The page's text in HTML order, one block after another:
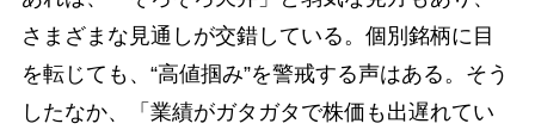
さまざまな見通しが交錯している。個別銘柄に目
を転じても、“高値掴み”を警戒する声はある。そう
したなか、「業績がガタガタで株価も出遅れてい